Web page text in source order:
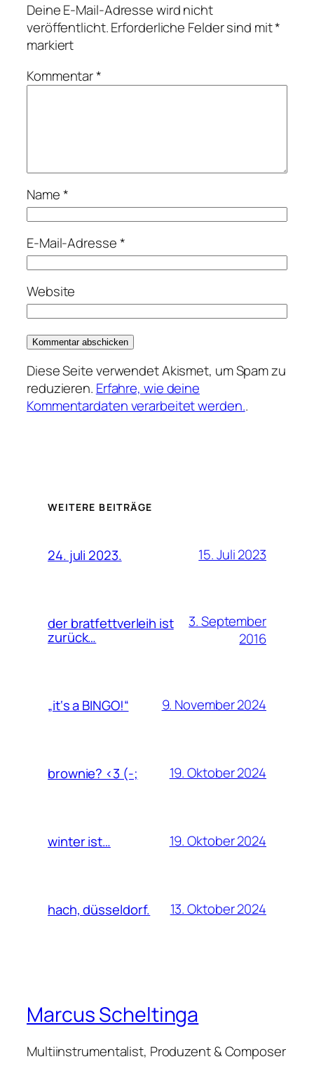
Deine E-Mail-Adresse wird nicht
veröffentlicht.Erforderliche Felder sind mit*
markiert
Kommentar*
Name*
E-Mail-Adresse*
Website
Diese Seite verwendet Akismet, um Spam zu
reduzieren. Erfahre, wie deine
Kommentardaten verarbeitet werden..
WEITERE BEITRÄGE
24. juli 2023. 15. Juli 2023
der bratfettverleih ist
zurück…
3. September
2016
„it‘s a BINGO!“ 9. November 2024
brownie? <3 (-; 19. Oktober 2024
winter ist… 19. Oktober 2024
hach, düsseldorf. 13. Oktober 2024
Marcus Scheltinga
Multiinstrumentalist, Produzent & Composer